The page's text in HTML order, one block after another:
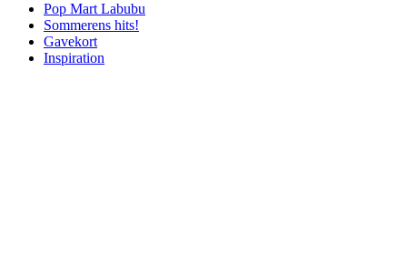
Pop Mart Labubu
Sommerens hits!
Gavekort
Inspiration